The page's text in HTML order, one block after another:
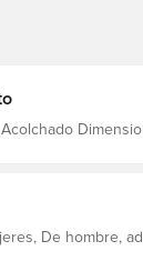
De hombre,